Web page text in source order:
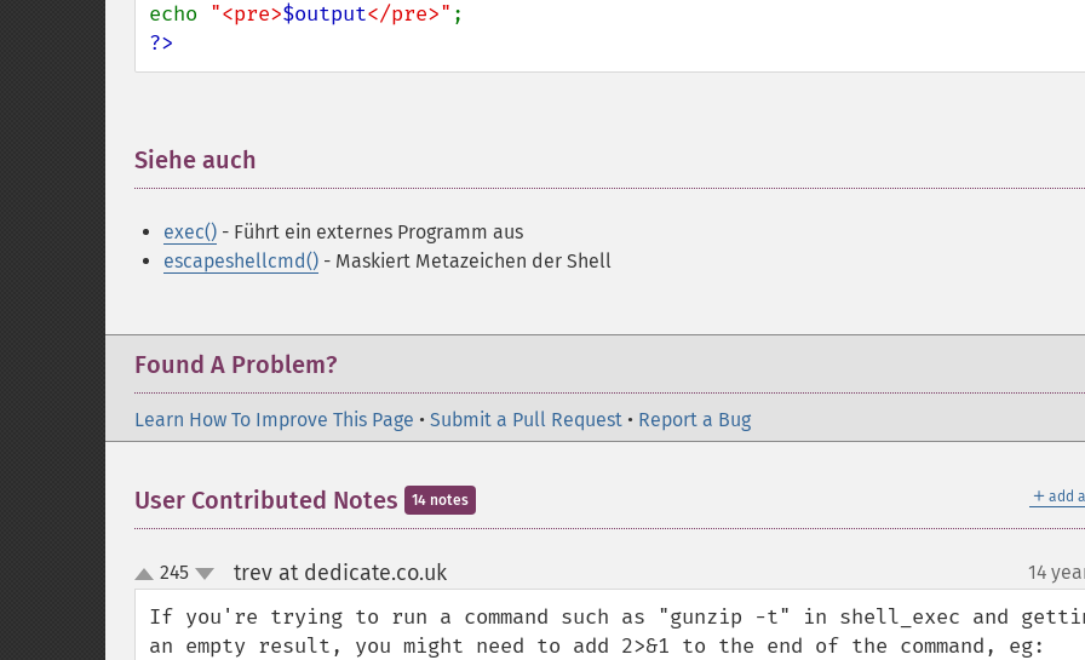
echo "<pre>$output</pre>"
?>
Siehe auch
exec() - Führt ein externes Programm aus
escapeshellcmd() - Maskiert Metazeichen der Shell
Found A Problem?
Learn How To Improve This Page • Submit a Pull Request • Report a Bug
＋ add
User Contributed Notes 14 notes
up
down
245 trev at dedicate.co.uk¶ 14
If you're trying to run a command such as "gunzip -t" in shell_exec and
an empty result, you might need to add 2>&1 to the end of the command, eg: